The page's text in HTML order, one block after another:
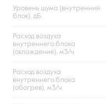
Уровень шума (внутренний
блок), дБ
Расход воздуха
внутреннего блока
(охлаждение), м3/ч
Расход воздуха
внутреннего блока
(обогрев), м3/ч